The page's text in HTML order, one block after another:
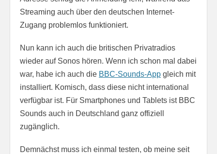
Streaming auch über den deutschen Internet-
Zugang problemlos funktioniert.
Nun kann ich auch die britischen Privatradios
wieder auf Sonos hören. Wenn ich schon mal dabei
war, habe ich auch die BBC-Sounds-App gleich mit
installiert. Komisch, dass diese nicht international
verfügbar ist. Für Smartphones und Tablets ist BBC
Sounds auch in Deutschland ganz offiziell
zugänglich.
Demnächst muss ich einmal testen, ob meine seit